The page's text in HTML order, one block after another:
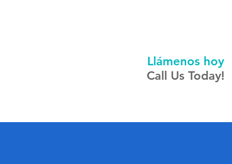
Llámenos hoy
Call Us Today!